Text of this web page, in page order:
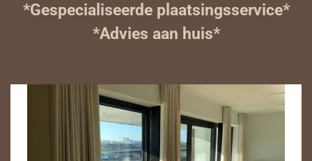
*Gespecialiseerde plaatsingsservice*
*Advies aan huis*